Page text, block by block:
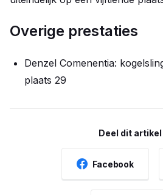
Overige prestaties
Denzel Comenentia:
plaats 29
Deel dit artikel
Facebook